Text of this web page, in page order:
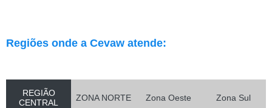
Regiões onde a Cevaw atende:
REGIÃO
CENTRAL
ZONA NORTE Zona Oeste Zona Sul